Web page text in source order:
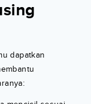
dapatkan